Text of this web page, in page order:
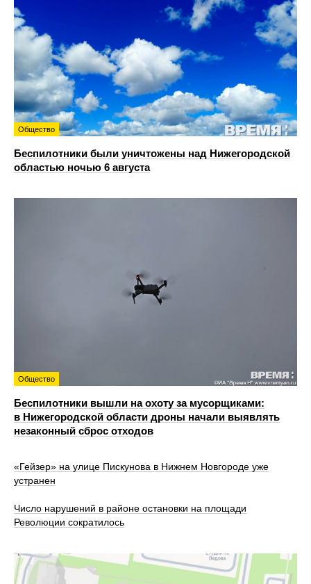
Общество
Беспилотники были уничтожены над Нижегородской
областью ночью 6 августа
Общество
Беспилотники вышли на охоту за мусорщиками:
в Нижегородской области дроны начали выявлять
незаконный сброс отходов
«Гейзер» на улице Пискунова в Нижнем Новгороде уже
устранен
Число нарушений в районе остановки на площади
Революции сократилось